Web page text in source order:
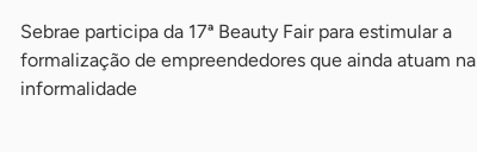
Sebrae participa da 17ª Beauty Fair para estimular a
formalização de empreendedores que ainda atuam na
informalidade